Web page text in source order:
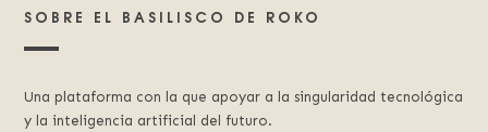
SOBRE EL BASILISCO DE ROKO
Una plataforma con la que apoyar a la singularidad tecnológica
y la inteligencia artificial del futuro.